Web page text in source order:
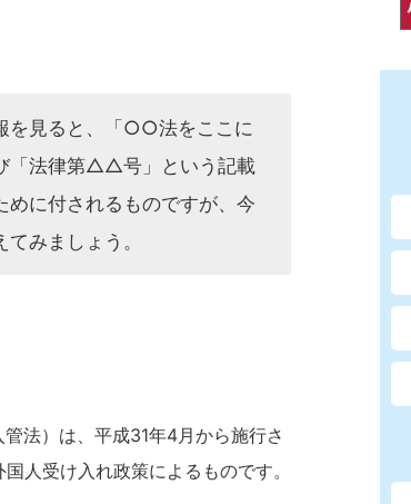
を見ると、「○○法をここに
「法律第△△号」という記載
めに付されるものですが、今
みましょう。
法）は、平成31年4月から施行さ
人受け入れ政策によるものです。